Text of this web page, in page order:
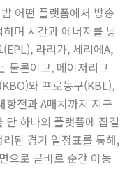
어떤 플랫폼에서 방송
며 시간과 에너지를 낭
라리가, 세리에A,
물론이고, 메이저리그
와 프로농구(KBL),
항전과 A매치까지 지구
단 하나의 플랫폼에 집결
된 경기 일정표를 통해,
으로 곧바로 순간 이동